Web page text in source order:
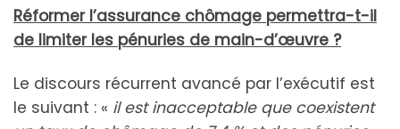
Réformer l’assurance chômage permettra-t-il
de limiter les pénuries de main-d’œuvre ?
Le discours récurrent avancé par l’exécutif est
le suivant : « il est inacceptable que coexistent